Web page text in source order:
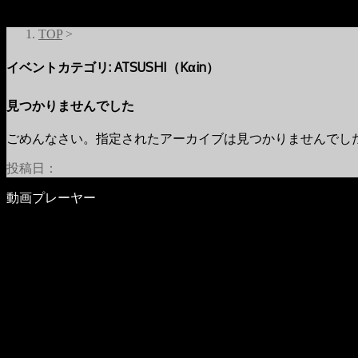
TOP>
イベントカテゴリ: ATSUSHI（Kαin）
見つかりませんでした
ごめんなさい。指定されたアーカイブは見つかりませんでし
投稿日：
動画プレーヤー